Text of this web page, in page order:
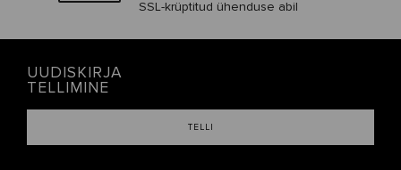
SSL-krüptitud ühenduse abil
UUDISKIRJA
TELLIMINE
TELLI